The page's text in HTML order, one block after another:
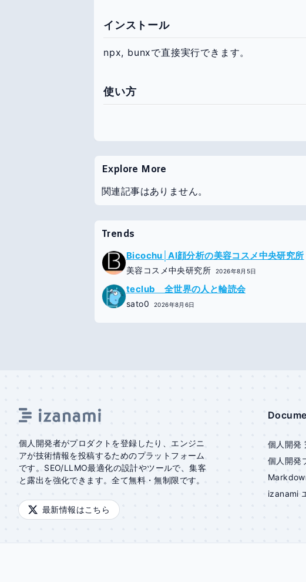
インストール
npx, bunxで直接実行できます。
使い方
Explore More
関連記事はありません。
Trends
Bicochu│AI顔分析の美容コスメ中央研究所
美容コスメ中央研究所 2026年8月5日
teclub 全世界の人と輪読会
sato0 2026年8月6日
個人開発者がプロダクトを登録したり、エンジニ
アが技術情報を投稿するためのプラットフォーム
です。SEO/LLMO最適化の設計やツールで、集客
と露出を強化できます。全て無料・無制限です。
最新情報はこちら
個人開発
個人開発
izanami